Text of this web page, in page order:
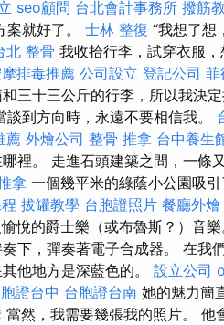
seo顧問 台北會計事務所 撥筋
就好了。 士林 整復 “我想了想
北 整骨 我收拾行李，試穿衣服
排毒推薦 公司設立 登記公司 菲
三十三公斤的行李，所以我決定
到方向時，永遠不要相信我。
薦 外燴公司 整骨 推拿 台中養生
裡。 走進石頭建築之間，一條
拿 一個幾平米的綠蔭小公園吸引
拔罐教學 台胞證照片 餐廳外燴
悅的爵士樂（或布魯斯？）音樂
下，彈奏著電子合成器。 在我
他地方是深藍色的。 設立公司
證台中 台胞證台南 她的魅力簡
當然，我需要幾張我的照片。 他